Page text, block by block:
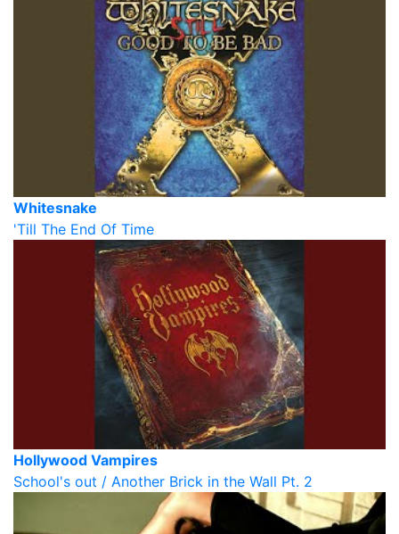
Whitesnake
'Till The End Of Time
Hollywood Vampires
School's out / Another Brick in the Wall Pt. 2